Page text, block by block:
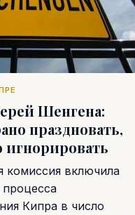
Шенгена:
праздновать,
игнорировать
комиссия включила
Кипра в число